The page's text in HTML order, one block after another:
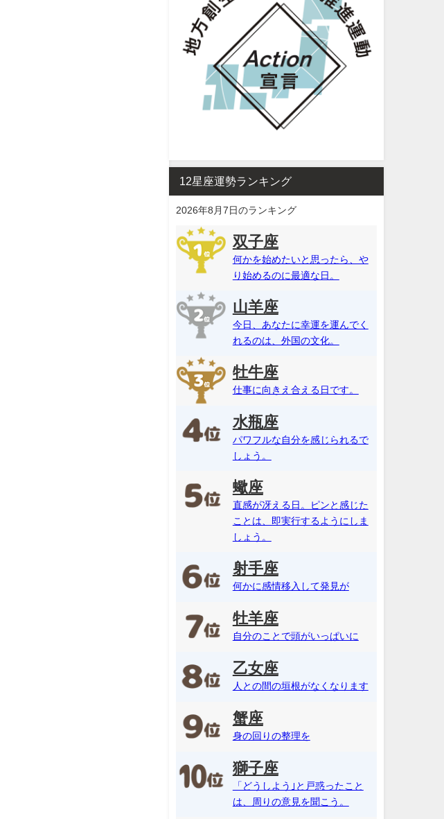
12星座運勢ランキング
2026年8月7日のランキング
双子座
何かを始めたいと思ったら、や
り始めるのに最適な日。
山羊座
今日、あなたに幸運を運んでく
れるのは、外国の文化。
牡牛座
仕事に向きえ合える日です。
水瓶座
パワフルな自分を感じられるで
しょう。
蠍座
直感が冴える日。ピンと感じた
ことは、即実行するようにしま
しょう。
射手座
何かに感情移入して発見が
牡羊座
自分のことで頭がいっぱいに
乙女座
人との間の垣根がなくなります
蟹座
身の回りの整理を
獅子座
「どうしよう｣と戸惑ったこと
は、周りの意見を聞こう。